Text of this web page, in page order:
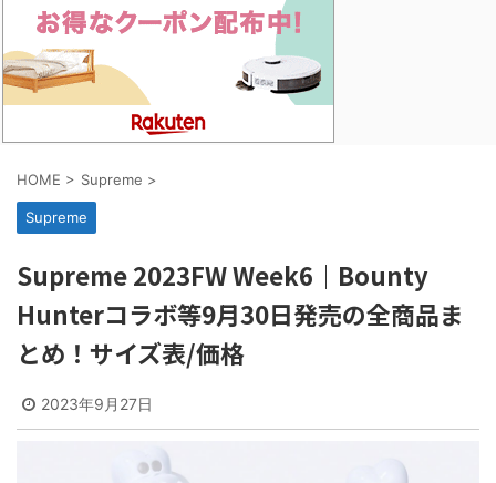
HOME > Supreme >
Supreme
Supreme 2023FW Week6｜Bounty
Hunterコラボ等9月30日発売の全商品ま
とめ！サイズ表/価格
2023年9月27日